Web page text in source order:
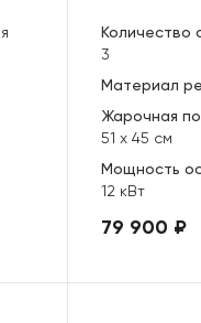
Количество
3
Материал
Жарочная
51 х 45 см
Мощность
12 кВт
79 900 ₽